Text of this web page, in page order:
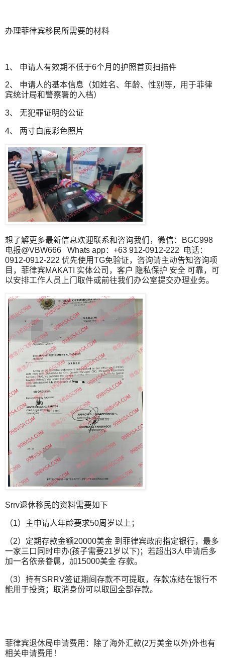
办理菲律宾移民所需要的材料
1、 申请人有效期不低于6个月的护照首页扫描件
2、 申请人的基本信息（如姓名、年龄、性别等，用于菲律
宾统计局和警察署的入档）
3、 无犯罪证明的公证
4、 两寸白底彩色照片
想了解更多最新信息欢迎联系和咨询我们，微信：BGC998
电报@VBW666 Whats app：+63 912-0912-222 电话：
0912-0912-222 优先使用TG免验证，咨询请主动告知咨询项
目，菲律宾MAKATI 实体公司，客户 隐私保护 安全 可靠，可
以安排工作人员上门取件或前往我们办公室提交办理业务。
Srrv退休移民的资料需要如下
（1）主申请人年龄要求50周岁以上；
（2）定期存款金额20000美金 到菲律宾政府指定银行，最多
一家三口同时申办(孩子需要21岁以下)；若超出3人申请后多
加一名依亲眷属，加15000美金 存款。
（3）持有SRRV签证期间存款不可提取，存款冻结在银行不
能用于投资；取消身份可以取回全部存款。
菲律宾退休局申请费用：除了海外汇款(2万美金以外)外也有
相关申请费用！